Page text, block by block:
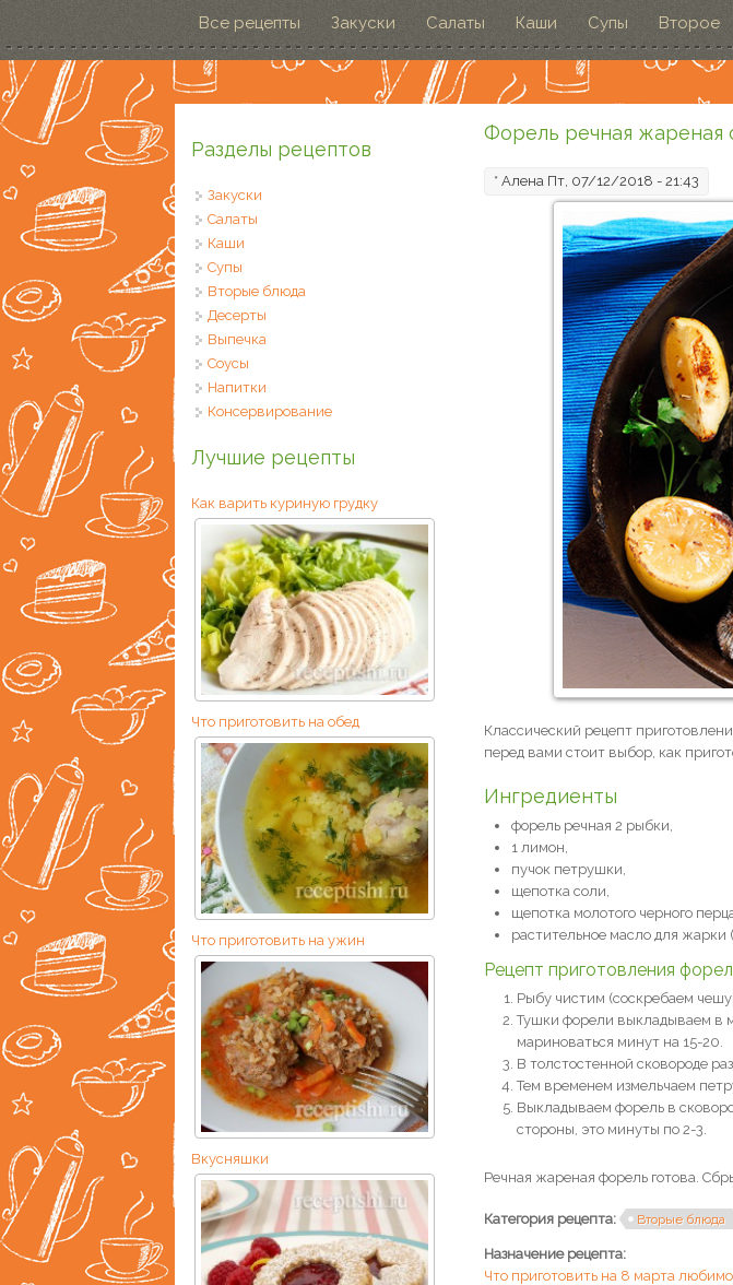
Все рецепты Закуски Салаты Каши Супы Второе
Форель речная жареная
*Алена Пт, 07/12/2018 - 21:43
Классический рецепт
перед вами стоит выбор, как
Ингредиенты
форель речная 2 рыбки,
1 лимон,
пучок петрушки,
щепотка соли,
щепотка молотого черного
растительное масло для жарки
Рецепт приготовления
Рыбу чистим (соскребаем
Тушки форели выкладываем в
мариноваться минут на 15-20.
В толстостенной сковороде
Тем временем измельчаем
Выкладываем форель в
стороны, это минуты по 2-3.
Речная жареная форель готова.
Категория рецепта: Вторые блюда
Назначение рецепта:
Что приготовить на 8 марта
Разделы рецептов
Закуски
Салаты
Каши
Супы
Вторые блюда
Десерты
Выпечка
Соусы
Напитки
Консервирование
Лучшие рецепты
Как варить куриную грудку
Что приготовить на обед
Что приготовить на ужин
Вкусняшки